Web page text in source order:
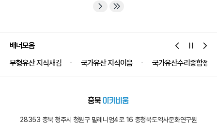
배너모음
무형유산 지식새김
국가유산 지식이음 국가유산수리종합정보
28353 충북 청주시 청원구 밀레니엄4로 16 충청북도역사문화연구원